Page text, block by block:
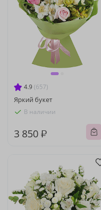
4.9 (657)
Яркий букет
В наличии
3 850 ₽